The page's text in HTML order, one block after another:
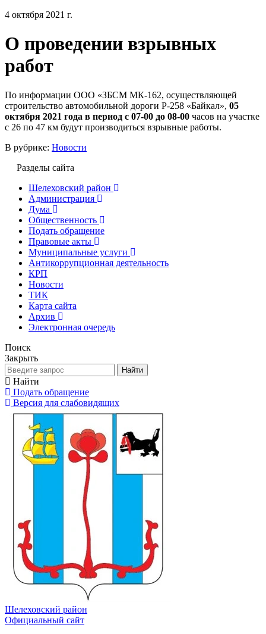
4 октября 2021 г.
О проведении взрывных
работ
По информации ООО «ЗБСМ МК-162, осуществляющей
строительство автомобильной дороги Р-258 «Байкал», 05
октября 2021 года в период с 07-00 до 08-00 часов на участке
с 26 по 47 км будут производиться взрывные работы.
В рубрике: Новости
Разделы сайта
Шелеховский район
Администрация
Дума
Общественность
Подать обращение
Правовые акты
Муниципальные услуги
Антикоррупционная деятельность
КРП
Новости
ТИК
Карта сайта
Архив
Электронная очередь
Поиск
Закрыть
Найти
Найти
Подать обращение
Версия для слабовидящих
Шелеховский район
Официальный сайт